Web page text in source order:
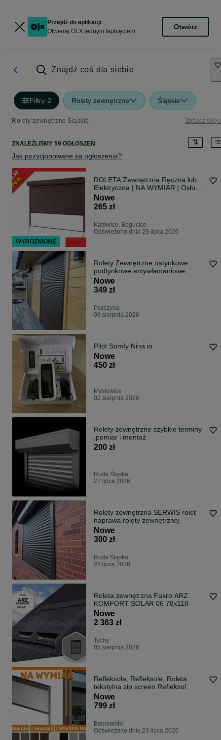
Przejdź do aplikacji
Otwieraj OLX jednym tapnięciem
Otwórz
Znajdź coś dla siebie
Filtry·2 Rolety zewnętrzne Śląskie
Rolety zewnętrzne Śląskie Zobacz
ZNALEŹLIŚMY 59 OGŁOSZEŃ
Jak pozycjonowane są ogłoszenia?
ROLETA Zewnętrzna Ręczna lub
Elektryczna | NA WYMIAR | Osłony
Rolety Zewnętrze na Okno Osłona
Przeciwsłoneczne
Nowe
265 zł
Katowice, Bogucice
Odświeżono dnia 29 lipca 2026
Rolety Zewnętrzne natynkowe
podtynkowe antywłamaniowe
ocieplane
Nowe
349 zł
Pszczyna
03 sierpnia 2026
Pilot Somfy Nina io
Nowe
450 zł
Mysłowice
02 sierpnia 2026
Rolety zewnętrzne szybkie terminy
,pomiar i montaż
200 zł
Ruda Śląska
27 lipca 2026
Rolety zewnętrzna SERWIS rolet
naprawa rolety zewnętrznej
Nowe
300 zł
Ruda Śląska
28 lipca 2026
Roleta zewnętrzna Fakro ARZ
KOMFORT SOLAR 06 78x118
Nowe
2 363 zł
Tychy
05 sierpnia 2026
Refleksola, Refleksole, Roleta
tekstylna zip screen Refleksol
Nowe
799 zł
Bobrowniki
Odświeżono dnia 23 lipca 2026
WYRÓŻNIONE